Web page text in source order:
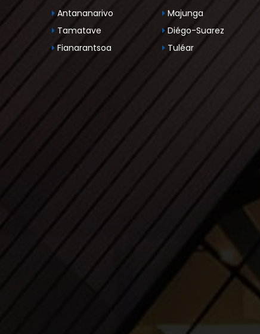
Antananarivo
Majunga
Tamatave
Diégo-Suarez
Fianarantsoa
Tuléar